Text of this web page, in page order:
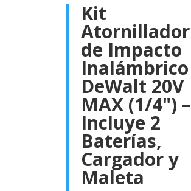
Kit
Atornillador
de Impacto
Inalámbrico
DeWalt 20V
MAX (1/4") –
Incluye 2
Baterías,
Cargador y
Maleta